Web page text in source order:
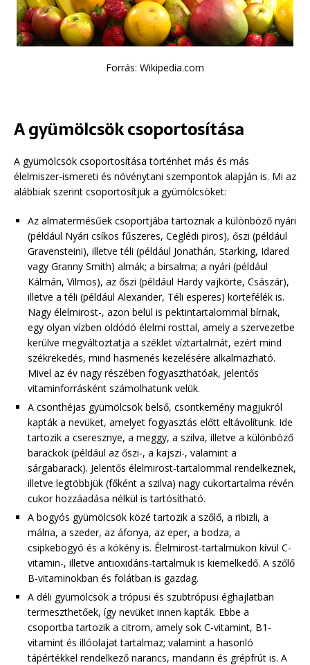
Forrás: Wikipedia.com
A gyümölcsök csoportosítása
A gyümölcsök csoportosítása történhet más és más
élelmiszer-ismereti és növénytani szempontok alapján is. Mi az
alábbiak szerint csoportosítjuk a gyümölcsöket:
Az almatermésűek csoportjába tartoznak a különböző nyári
(például Nyári csíkos fűszeres, Ceglédi piros), őszi (például
Gravensteini), illetve téli (például Jonathán, Starking, Idared
vagy Granny Smith) almák; a birsalma; a nyári (például
Kálmán, Vilmos), az őszi (például Hardy vajkörte, Császár),
illetve a téli (például Alexander, Téli esperes) körtefélék is.
Nagy élelmirost-, azon belül is pektintartalommal bírnak,
egy olyan vízben oldódó élelmi rosttal, amely a szervezetbe
kerülve megváltoztatja a széklet víztartalmát, ezért mind
székrekedés, mind hasmenés kezelésére alkalmazható.
Mivel az év nagy részében fogyaszthatóak, jelentős
vitaminforrásként számolhatunk velük.
A csonthéjas gyümölcsök belső, csontkemény magjukról
kapták a nevüket, amelyet fogyasztás előtt eltávolítunk. Ide
tartozik a cseresznye, a meggy, a szilva, illetve a különböző
barackok (például az őszi-, a kajszi-, valamint a
sárgabarack). Jelentős élelmirost-tartalommal rendelkeznek,
illetve legtöbbjük (főként a szilva) nagy cukortartalma révén
cukor hozzáadása nélkül is tartósítható.
A bogyós gyümölcsök közé tartozik a szőlő, a ribizli, a
málna, a szeder, az áfonya, az eper, a bodza, a
csipkebogyó és a kökény is. Élelmirost-tartalmukon kívül C-
vitamin-, illetve antioxidáns-tartalmuk is kiemelkedő. A szőlő
B-vitaminokban és folátban is gazdag.
A déli gyümölcsök a trópusi és szubtrópusi éghajlatban
termeszthetőek, így nevüket innen kapták. Ebbe a
csoportba tartozik a citrom, amely sok C-vitamint, B1-
vitamint és illóolajat tartalmaz; valamint a hasonló
tápértékkel rendelkező narancs, mandarin és grépfrút is. A